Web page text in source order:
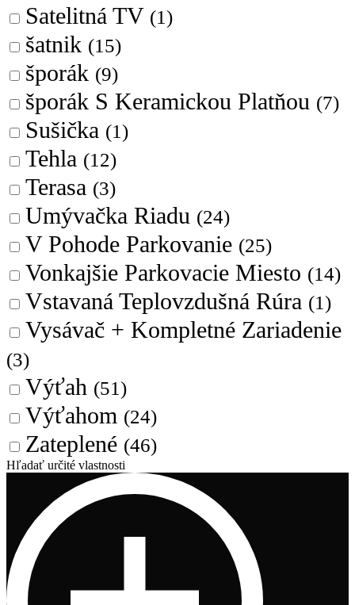
Satelitná TV (1)
šatnik (15)
šporák (9)
šporák S Keramickou Platňou (7)
Sušička (1)
Tehla (12)
Terasa (3)
Umývačka Riadu (24)
V Pohode Parkovanie (25)
Vonkajšie Parkovacie Miesto (14)
Vstavaná Teplovzdušná Rúra (1)
Vysávač + Kompletné Zariadenie
(3)
Výťah (51)
Výťahom (24)
Zateplené (46)
Hľadať určité vlastnosti